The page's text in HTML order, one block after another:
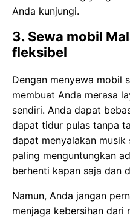
Anda kunjungi.
3. Sewa mobil
fleksibel
Dengan menyewa mobil
membuat Anda merasa
sendiri. Anda dapat
dapat tidur pulas tanpa
dapat menyalakan musik
paling menguntungkan
berhenti kapan saja dan
Namun, Anda jangan
menjaga kebersihan dari